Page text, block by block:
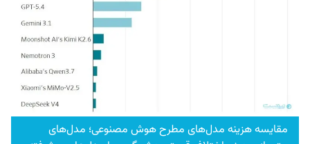
مقایسه هزینه مدل‌های مطرح هوش مصنوعی؛ مدل‌های